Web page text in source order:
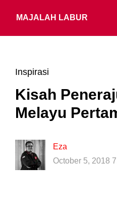
MAJALAH LABUR
Inspirasi
Kisah
Melayu
Eza
October 5, 2018